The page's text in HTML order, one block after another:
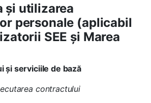
și utilizarea
personale (aplicabil
SEE și Marea
și serviciile de bază
contractului